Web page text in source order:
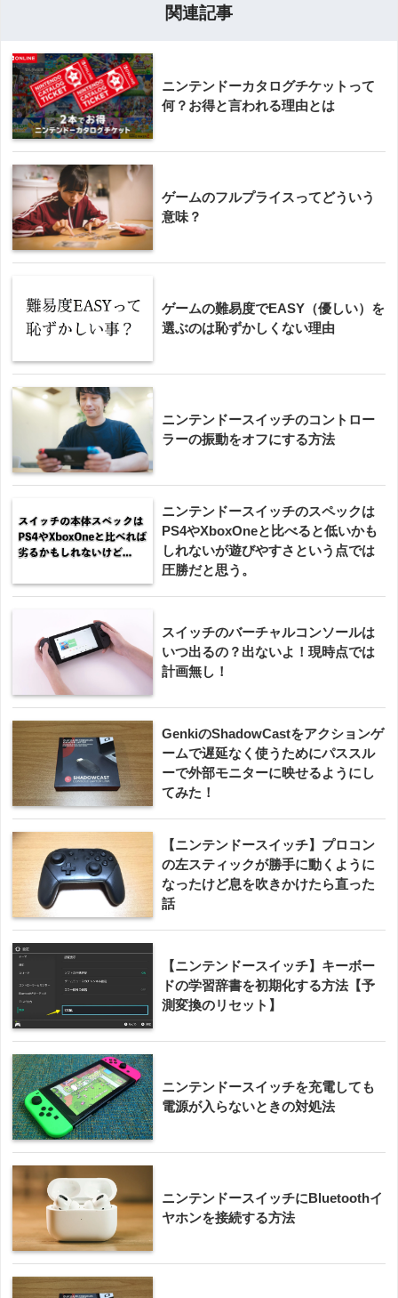
関連記事
ニンテンドーカタログチケットって
何？お得と言われる理由とは
ゲームのフルプライスってどういう
意味？
ゲームの難易度でEASY（優しい）を
選ぶのは恥ずかしくない理由
ニンテンドースイッチのコントロー
ラーの振動をオフにする方法
ニンテンドースイッチのスペックは
PS4やXboxOneと比べると低いかも
しれないが遊びやすさという点では
圧勝だと思う。
スイッチのバーチャルコンソールは
いつ出るの？出ないよ！現時点では
計画無し！
GenkiのShadowCastをアクションゲ
ームで遅延なく使うためにパススル
ーで外部モニターに映せるようにし
てみた！
【ニンテンドースイッチ】プロコン
の左スティックが勝手に動くように
なったけど息を吹きかけたら直った
話
【ニンテンドースイッチ】キーボー
ドの学習辞書を初期化する方法【予
測変換のリセット】
ニンテンドースイッチを充電しても
電源が入らないときの対処法
ニンテンドースイッチにBluetoothイ
ヤホンを接続する方法